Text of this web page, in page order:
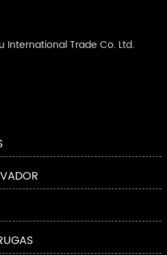
International Trade Co. Ltd.